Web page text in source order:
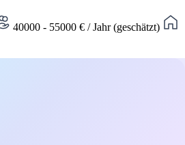
40000 - 55000 € / Jahr (geschätzt)